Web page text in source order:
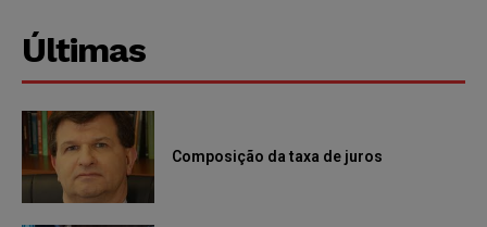
Últimas
Composição da taxa de juros